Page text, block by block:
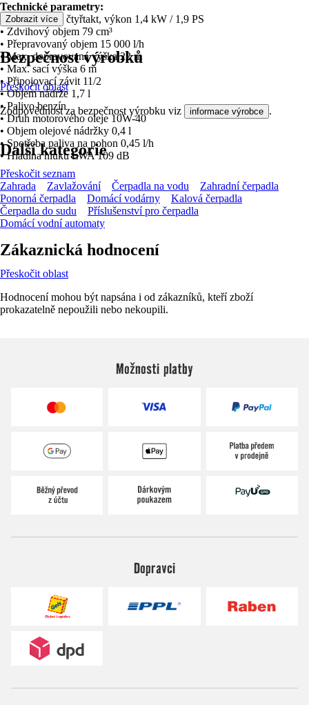
Technické parametry:
• Druh motoru čtyřtakt, výkon 1,4 kW / 1,9 PS
• Zdvihový objem 79 cm³
• Přepravovaný objem 15 000 l/h
• Max. dopravovaná výška 22 m
• Max. sací výška 6 m
• Připojovací závit 11/2
• Objem nádrže 1,7 l
• Palivo benzín
• Druh motorového oleje 10W-40
• Objem olejové nádržky 0,4 l
• Spotřeba paliva na pohon 0,45 l/h
• Hladina hluku LWA 109 dB
Zobrazit více
Bezpečnost výrobků
Přeskočit oblast
Zodpovědnost za bezpečnost výrobku viz informace výrobce .
Další kategorie
Přeskočit seznam
Zahrada
Zavlažování Čerpadla na vodu
Zahradní čerpadla
Ponorná čerpadla
Domácí vodárny
Kalová čerpadla
Čerpadla do sudu
Příslušenství pro čerpadla
Domácí vodní automaty
Zákaznická hodnocení
Přeskočit oblast
Hodnocení mohou být napsána i od zákazníků, kteří zboží
prokazatelně nepoužili nebo nekoupili.
Možnosti platby
Dopravci